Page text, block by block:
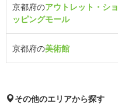
京都府のアウトレット・ショ
ッピングモール
京都府の美術館
その他のエリアから探す